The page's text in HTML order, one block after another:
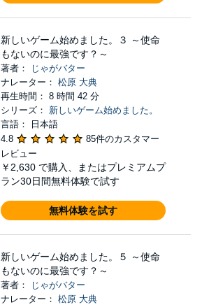
新しいゲーム始めました。３ ～使命
もないのに最強です？～
著者：
じゃがバター
ナレーター： 松原 大典
再生時間： 8 時間 42 分
シリーズ： 新しいゲーム始めました。
言語： 日本語
4.8
85件のカスタマー
レビュー
￥2,630 で購入、またはプレミアムプ
ラン30日間無料体験で試す
無料体験を試す
新しいゲーム始めました。５ ～使命
もないのに最強です？～
著者：
じゃがバター
ナレーター： 松原 大典